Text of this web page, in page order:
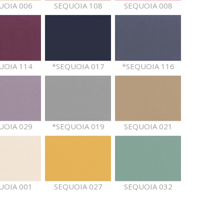
006 SEQUOIA 108 SEQUOIA 008
114 *SEQUOIA 017 *SEQUOIA 116
029 *SEQUOIA 019 SEQUOIA 021
001 SEQUOIA 027 SEQUOIA 032